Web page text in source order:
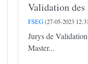
Validation
FSEG(27-05-2023
Jurys de
Master...